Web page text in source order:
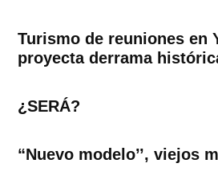
Turismo de reuniones en
proyecta derrama
¿SERÁ?
“Nuevo modelo’’, viejos